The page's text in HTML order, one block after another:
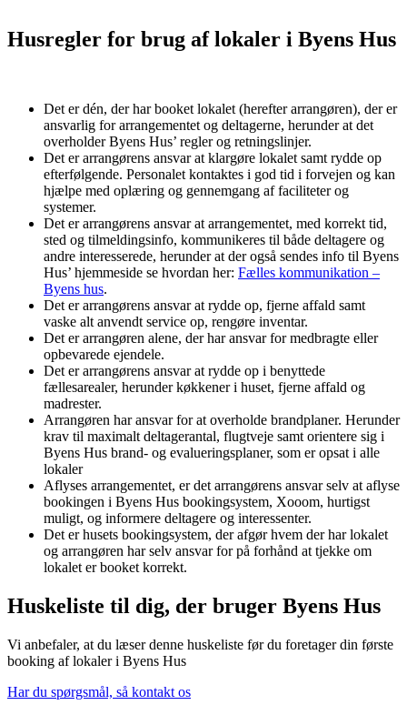
Husregler for brug af lokaler i Byens Hus
Det er dén, der har booket lokalet (herefter arrangøren), der er
ansvarlig for arrangementet og deltagerne, herunder at det
overholder Byens Hus’ regler og retningslinjer.
Det er arrangørens ansvar at klargøre lokalet samt rydde op
efterfølgende. Personalet kontaktes i god tid i forvejen og kan
hjælpe med oplæring og gennemgang af faciliteter og
systemer.
Det er arrangørens ansvar at arrangementet, med korrekt tid,
sted og tilmeldingsinfo, kommunikeres til både deltagere og
andre interesserede, herunder at der også sendes info til Byens
Hus’ hjemmeside se hvordan her: Fælles kommunikation –
Byens hus.
Det er arrangørens ansvar at rydde op, fjerne affald samt
vaske alt anvendt service op, rengøre inventar.
Det er arrangøren alene, der har ansvar for medbragte eller
opbevarede ejendele.
Det er arrangørens ansvar at rydde op i benyttede
fællesarealer, herunder køkkener i huset, fjerne affald og
madrester.
Arrangøren har ansvar for at overholde brandplaner. Herunder
krav til maximalt deltagerantal, flugtveje samt orientere sig i
Byens Hus brand- og evalueringsplaner, som er opsat i alle
lokaler
Aflyses arrangementet, er det arrangørens ansvar selv at aflyse
bookingen i Byens Hus bookingsystem, Xooom, hurtigst
muligt, og informere deltagere og interessenter.
Det er husets bookingsystem, der afgør hvem der har lokalet
og arrangøren har selv ansvar for på forhånd at tjekke om
lokalet er booket korrekt.
Huskeliste til dig, der bruger Byens Hus
Vi anbefaler, at du læser denne huskeliste før du foretager din første
booking af lokaler i Byens Hus
Har du spørgsmål, så kontakt os